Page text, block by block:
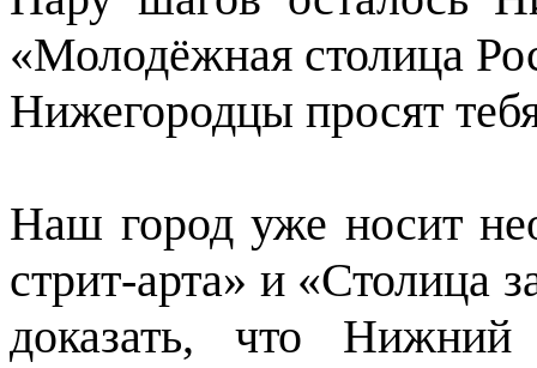
«Молодёжная столица
Нижегородцы просят
Наш город уже носит
стрит-арта» и «Столица
доказать, что